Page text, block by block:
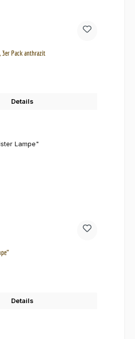
3er Pack anthrazit
Details
Details